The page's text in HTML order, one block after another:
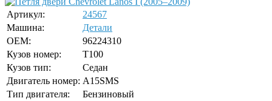
Артикул:
24567
Машина:
Детали
OEM:
96224310
Кузов номер:
T100
Кузов тип:
Седан
Двигатель номер: A15SMS
Тип двигателя:
Бензиновый